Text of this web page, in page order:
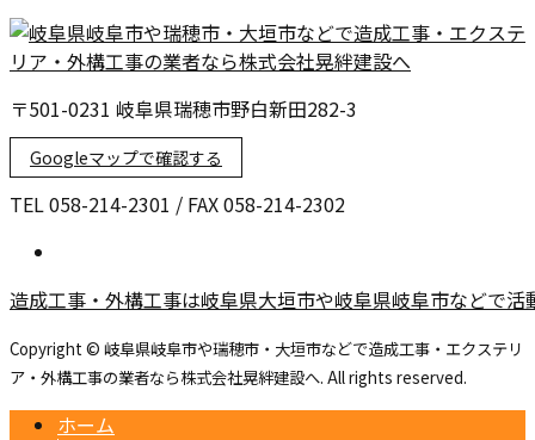
〒501-0231 岐阜県瑞穂市野白新田282-3
Googleマップで確認する
TEL 058-214-2301 / FAX 058-214-2302
造成工事・外構工事は岐阜県大垣市や岐阜県岐阜市などで
Copyright © 岐阜県岐阜市や瑞穂市・大垣市などで造成工事・エクステリ
ア・外構工事の業者なら株式会社晃絆建設へ. All rights reserved.
ホーム